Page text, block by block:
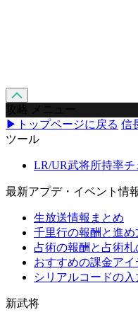
攻略 メニュー
▶トップページに戻る 信
ツール
LR/UR武将所持率チ
最新アプデ・イベント情
生放送情報まとめ
千里行の報酬と進め
占術の報酬と占術
おすすめの課金アイ
シリアルコードの
新武将